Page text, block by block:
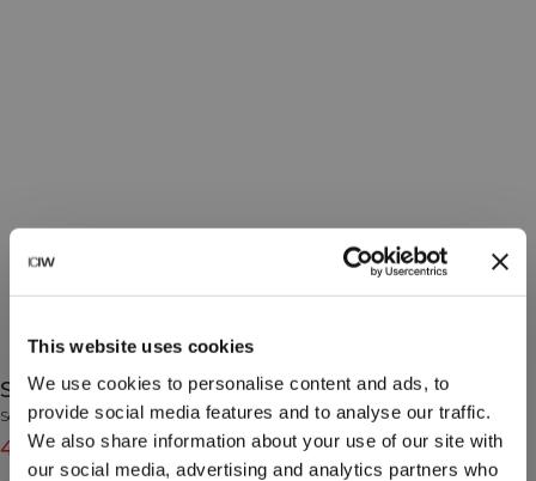
This website uses cookies
We use cookies to personalise content and ads, to
provide social media features and to analyse our traffic.
We also share information about your use of our site with
our social media, advertising and analytics partners who
Soft Knit Oversized Crewneck Black
Soft Knit Collection
489 DKK 699 DKK(-30%)